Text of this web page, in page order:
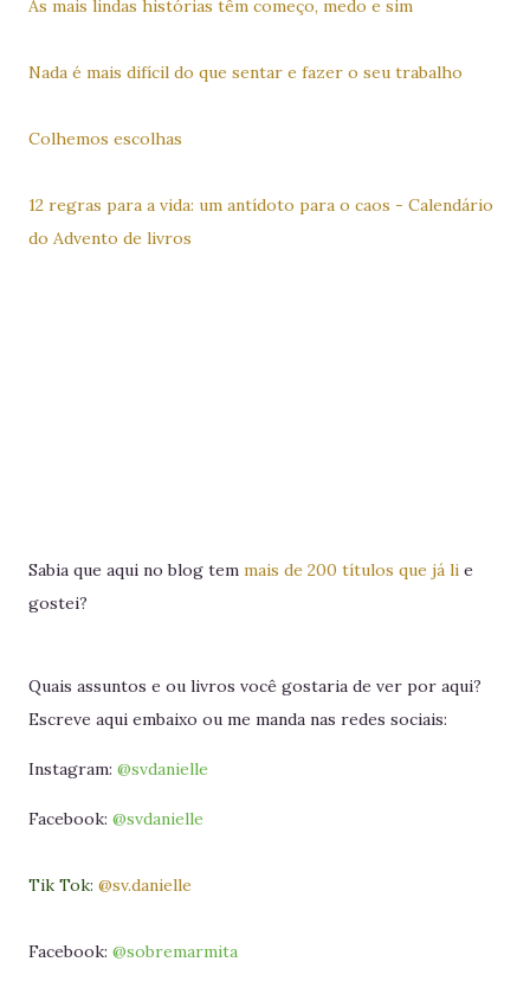
As mais lindas histórias têm começo, medo e sim
Nada é mais difícil do que sentar e fazer o seu trabalho
Colhemos escolhas
12 regras para a vida: um antídoto para o caos - Calendário
do Advento de livros
Sabia que aqui no blog tem mais de 200 títulos que já li e
gostei?
Quais assuntos e ou livros você gostaria de ver por aqui?
Escreve aqui embaixo ou me manda nas redes sociais:
Instagram: @svdanielle
Facebook: @svdanielle
Tik Tok: @sv.danielle
Facebook: @sobremarmita